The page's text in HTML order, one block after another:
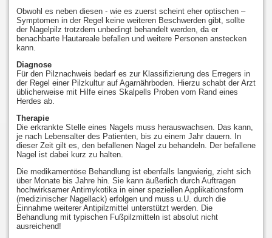
Obwohl es neben diesen - wie es zuerst scheint eher optischen –
Symptomen in der Regel keine weiteren Beschwerden gibt, sollte
der Nagelpilz trotzdem unbedingt behandelt werden, da er
benachbarte Hautareale befallen und weitere Personen anstecken
kann.
Diagnose
Für den Pilznachweis bedarf es zur Klassifizierung des Erregers in
der Regel einer Pilzkultur auf Agarnährboden. Hierzu schabt der Arzt
üblicherweise mit Hilfe eines Skalpells Proben vom Rand eines
Herdes ab.
Therapie
Die erkrankte Stelle eines Nagels muss herauswachsen. Das kann,
je nach Lebensalter des Patienten, bis zu einem Jahr dauern. In
dieser Zeit gilt es, den befallenen Nagel zu behandeln. Der befallene
Nagel ist dabei kurz zu halten.
Die medikamentöse Behandlung ist ebenfalls langwierig, zieht sich
über Monate bis Jahre hin. Sie kann äußerlich durch Auftragen
hochwirksamer Antimykotika in einer speziellen Applikationsform
(medizinischer Nagellack) erfolgen und muss u.U. durch die
Einnahme weiterer Antipilzmittel unterstützt werden. Die
Behandlung mit typischen Fußpilzmitteln ist absolut nicht
ausreichend!